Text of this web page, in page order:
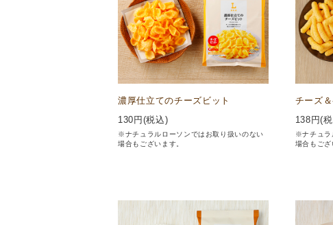
濃厚仕立てのチーズビット
130 円(税込)
※ナチュラルローソンではお取り扱いのない
場合もございます。
チーズ
138 円(
※ナチュラ
場合もござ